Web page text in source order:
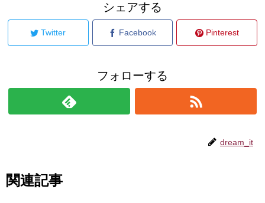
シェアする
Twitter Facebook Pinterest
フォローする
dream_it
関連記事